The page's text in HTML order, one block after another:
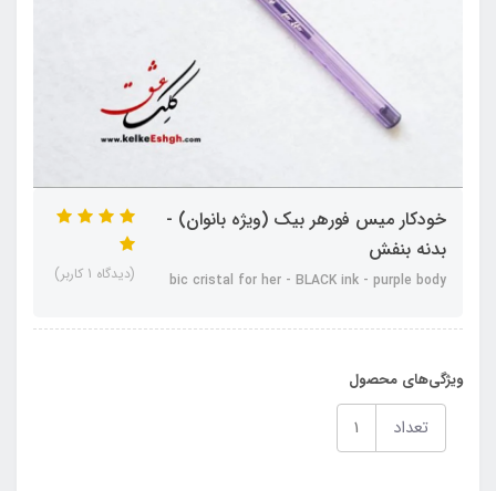
خودکار میس فورهر بیک (ویژه بانوان) -
بدنه بنفش
bic cristal for her - BLACK ink - purple body (دیدگاه 1 کاربر)
ویژگی‌های محصول
تعداد